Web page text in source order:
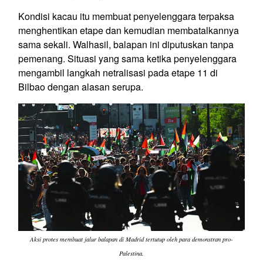
Kondisi kacau itu membuat penyelenggara terpaksa
menghentikan etape dan kemudian membatalkannya
sama sekali. Walhasil, balapan ini diputuskan tanpa
pemenang. Situasi yang sama ketika penyelenggara
mengambil langkah netralisasi pada etape 11 di
Bilbao dengan alasan serupa.
Aksi protes membuat jalur balapan di Madrid tertutup oleh para demonstran pro-
Palestina.